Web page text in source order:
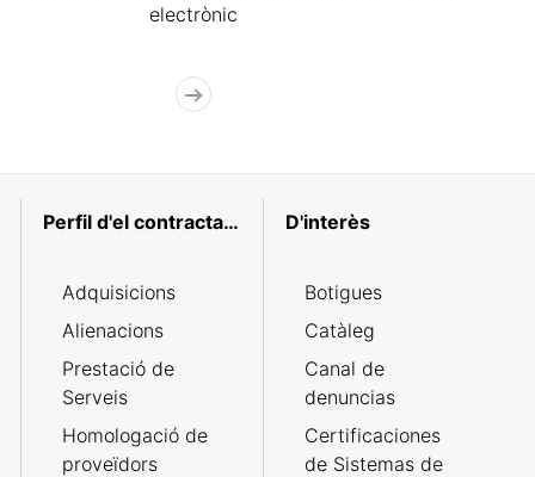
electrònic
Perfil d'el contractant
Adquisicions
Alienacions
Prestació de
Serveis
Homologació de
proveïdors
D'interès
Botigues
Catàleg
Canal de
denuncias
Certificaciones
de Sistemas de